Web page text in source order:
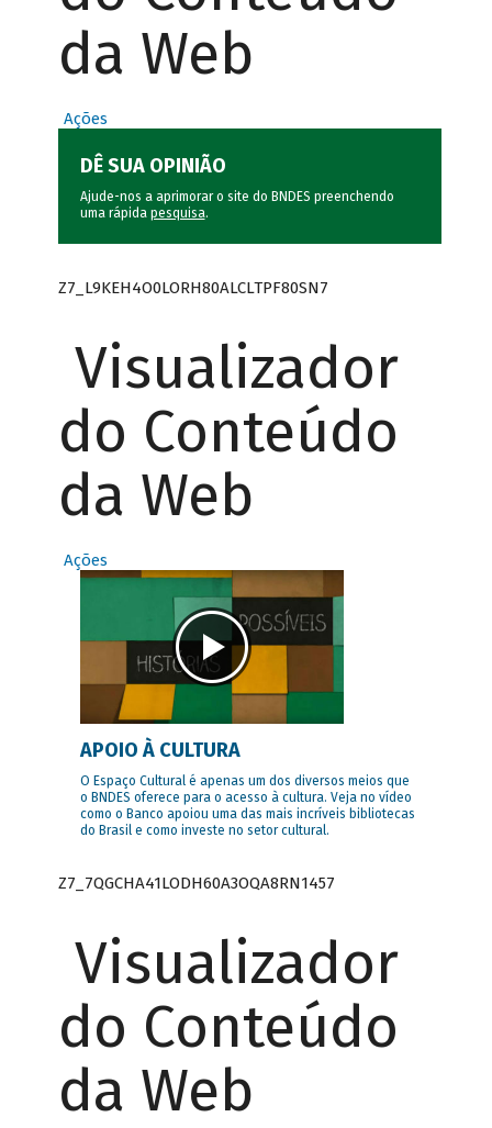
da Web
Ações
DÊ SUA OPINIÃO
Ajude-nos a aprimorar o site do BNDES preenchendo
uma rápida pesquisa.
Z7_L9KEH4O0LORH80ALCLTPF80SN7
Visualizador
do Conteúdo
da Web
Ações
APOIO À CULTURA
O Espaço Cultural é apenas um dos diversos meios que
o BNDES oferece para o acesso à cultura. Veja no vídeo
como o Banco apoiou uma das mais incríveis bibliotecas
do Brasil e como investe no setor cultural.
Z7_7QGCHA41LODH60A3OQA8RN1457
Visualizador
do Conteúdo
da Web